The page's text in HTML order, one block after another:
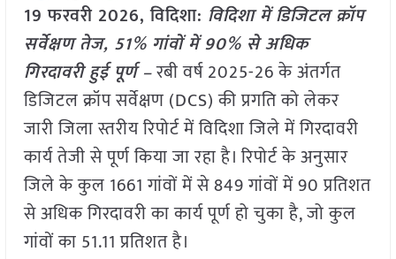
19 फरवरी 2026, विदिशा: विदिशा में डिजिटल क्रॉप
सर्वेक्षण तेज, 51% गांवों में 90% से अधिक
गिरदावरी हुई पूर्ण –रबी वर्ष 2025-26 के अंतर्गत
डिजिटल क्रॉप सर्वेक्षण (DCS) की प्रगति को लेकर
जारी जिला स्तरीय रिपोर्ट में विदिशा जिले में गिरदावरी
कार्य तेजी से पूर्ण किया जा रहा है। रिपोर्ट के अनुसार
जिले के कुल 1661 गांवों में से 849 गांवों में 90 प्रतिशत
से अधिक गिरदावरी का कार्य पूर्ण हो चुका है, जो कुल
गांवों का 51.11 प्रतिशत है।